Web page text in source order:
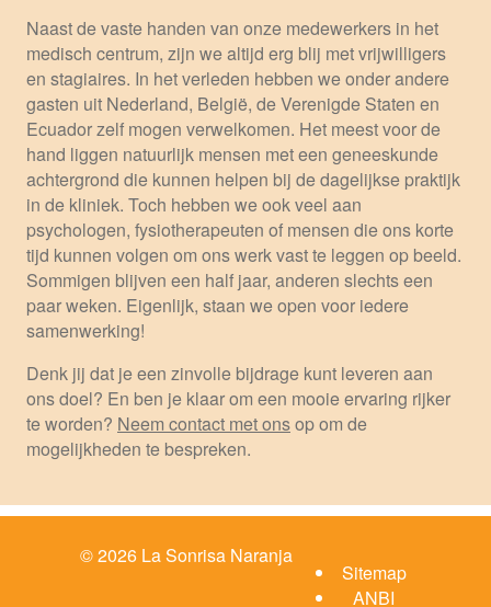
Naast de vaste handen van onze medewerkers in het
medisch centrum, zijn we altijd erg blij met vrijwilligers
en stagiaires. In het verleden hebben we onder andere
gasten uit Nederland, België, de Verenigde Staten en
Ecuador zelf mogen verwelkomen. Het meest voor de
hand liggen natuurlijk mensen met een geneeskunde
achtergrond die kunnen helpen bij de dagelijkse praktijk
in de kliniek. Toch hebben we ook veel aan
psychologen, fysiotherapeuten of mensen die ons korte
tijd kunnen volgen om ons werk vast te leggen op beeld.
Sommigen blijven een half jaar, anderen slechts een
paar weken. Eigenlijk, staan we open voor iedere
samenwerking!
Denk jij dat je een zinvolle bijdrage kunt leveren aan
ons doel? En ben je klaar om een mooie ervaring rijker
te worden? Neem contact met onsop om de
mogelijkheden te bespreken.
© 2026 La Sonrisa Naranja
Sitemap
ANBI